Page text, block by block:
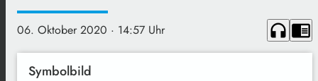
06. Oktober 2020 · 14:57 Uhr headphones chrome_reader_mode
Symbolbild